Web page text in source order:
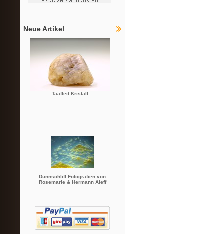
Neue Artikel
Taaffeit Kristall
Dünnschliff Fotografien von
Rosemarie & Hermann Aleff